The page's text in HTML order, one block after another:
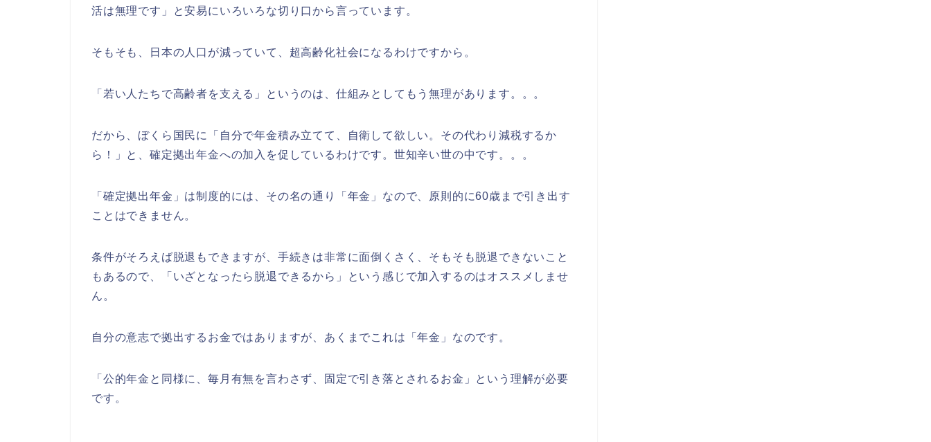
活は無理です」と安易にいろいろな切り口から言っています。
そもそも、日本の人口が減っていて、超高齢化社会になるわけですから。
「若い人たちで高齢者を支える」というのは、仕組みとしてもう無理があります。。。
だから、ぼくら国民に「自分で年金積み立てて、自衛して欲しい。その代わり減税するか
ら！」と、確定拠出年金への加入を促しているわけです。世知辛い世の中です。。。
「確定拠出年金」は制度的には、その名の通り「年金」なので、原則的に60歳まで引き出す
ことはできません。
条件がそろえば脱退もできますが、手続きは非常に面倒くさく、そもそも脱退できないこと
もあるので、「いざとなったら脱退できるから」という感じで加入するのはオススメしませ
ん。
自分の意志で拠出するお金ではありますが、あくまでこれは「年金」なのです。
「公的年金と同様に、毎月有無を言わさず、固定で引き落とされるお金」という理解が必要
です。